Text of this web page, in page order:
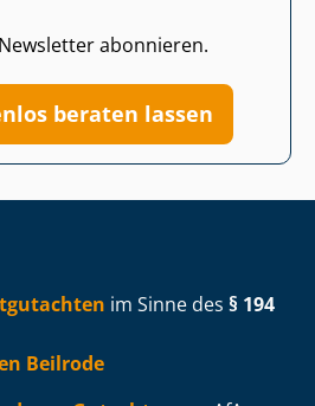
abonnieren.
beraten lassen
im Sinne des § 194
Beilrode